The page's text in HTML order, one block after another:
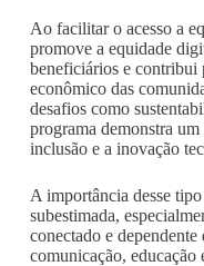
Ao facilitar o acesso a
promove a equidade
beneficiários e contribui
econômico das
desafios como
programa demonstra
inclusão e a inovação
A importância desse
subestimada,
conectado e dependente
comunicação, educação